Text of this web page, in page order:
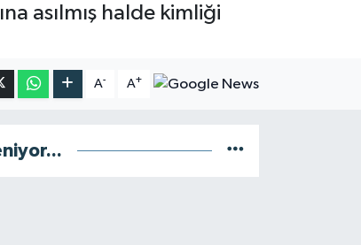
asılmış halde kimliği
A- A+